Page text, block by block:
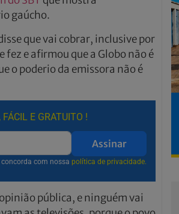
gaúcho.
que vai cobrar, inclusive por
fez e afirmou que a Globo não é
o poderio da emissora não é
FÁCIL E GRATUITO !
Assinar
com nossa política de privacidade.
pública, e ninguém vai